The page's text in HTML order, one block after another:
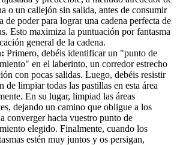
o un callejón sin salida, antes de consumir
de poder para lograr una cadena perfecta de
Esto maximiza la puntuación por fantasma
general de la cadena.
Primero, debéis identificar un "punto de
en el laberinto, un corredor estrecho
con pocas salidas. Luego, debéis resistir
de limpiar todas las pastillas en esta área
En su lugar, limpiad las áreas
dejando un camino que obligue a los
converger hacia vuestro punto de
elegido. Finalmente, cuando los
estén muy juntos y os persigan,